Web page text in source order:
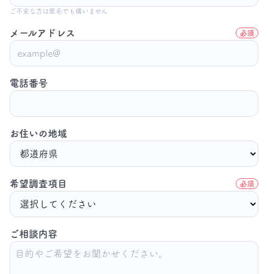
ご不安な方は匿名でも構いません
メールアドレス 必須
電話番号
お住いの地域
希望調査項目 必須
ご相談内容